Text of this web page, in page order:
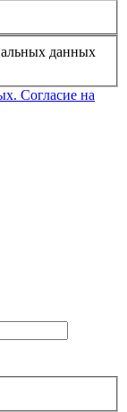
данных
Согласие на